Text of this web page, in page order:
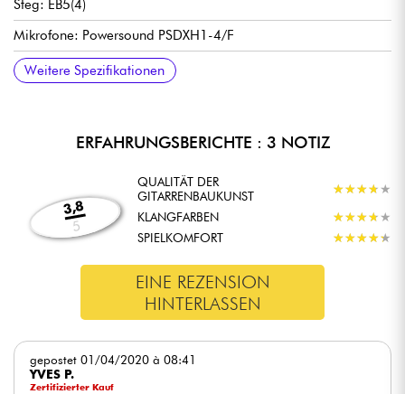
Steg: EB5(4)
Mikrofone: Powersound PSDXH1-4/F
Elektronik: 1 Lautstärke, 1 Ton
Beschläge: CR (Chrom)
Saiten: (105-045)
Weitere Spezifikationen
ERFAHRUNGSBERICHTE : 3 NOTIZ
3,8
5
QUALITÄT DER
GITARRENBAUKUNST
★★★★ ★
★★★★ ★
KLANGFARBEN
★★★★ ★
★★★★ ★
SPIELKOMFORT
★★★★★
★★★★★
EINE REZENSION
HINTERLASSEN
gepostet 01/04/2020 à 08:41
YVES P.
Zertifizierter Kauf